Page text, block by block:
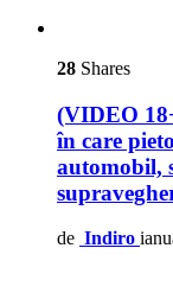
28 Shares
(VIDEO
în care
automobil,
de Indiro